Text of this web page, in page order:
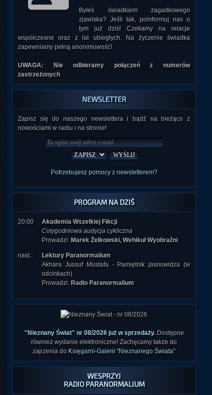
Byłeś świadkiem zagadkowego
zjawiska? Jeśli tak, poinformuj nas o
tym już dziś! Czekamy na relacje
współczesne oraz z lat ubiegłych. Na życzenie świadka
zapewniamy pełną anonimowość!
UWAGA: Nie odbieramy połączeń z numerów
zastrzeżonych
NEWSLETTER
Zapisz się do naszego newslettera i bądź na bieżąco z
nowościami w radiu i na stronie!
Potrzebujesz pomocy z newsletterem?
PROGRAM NA DZIŚ
20:00
Akademia Wszelkiej Fikcji
Cotygodniowa audycja cykliczna
Prowadzi: Marek Żelkowski, Wehikuł Wyobraźni
nast.:
Lektury Paranormalium
Akhara Jussuf Mustafa - Pamiętnik jasnowidza (w
odcinkach)
Prowadzi: Radio Paranormalium
"Nieznany Świat" nr 08/2026 już w sprzedaży.Dostępne
również wydanie elektroniczne! Zachęcamy także do
zajrzenia do Księgarni-Galerii "Nieznanego Świata"
WESPRZYJ
RADIO PARANORMALIUM